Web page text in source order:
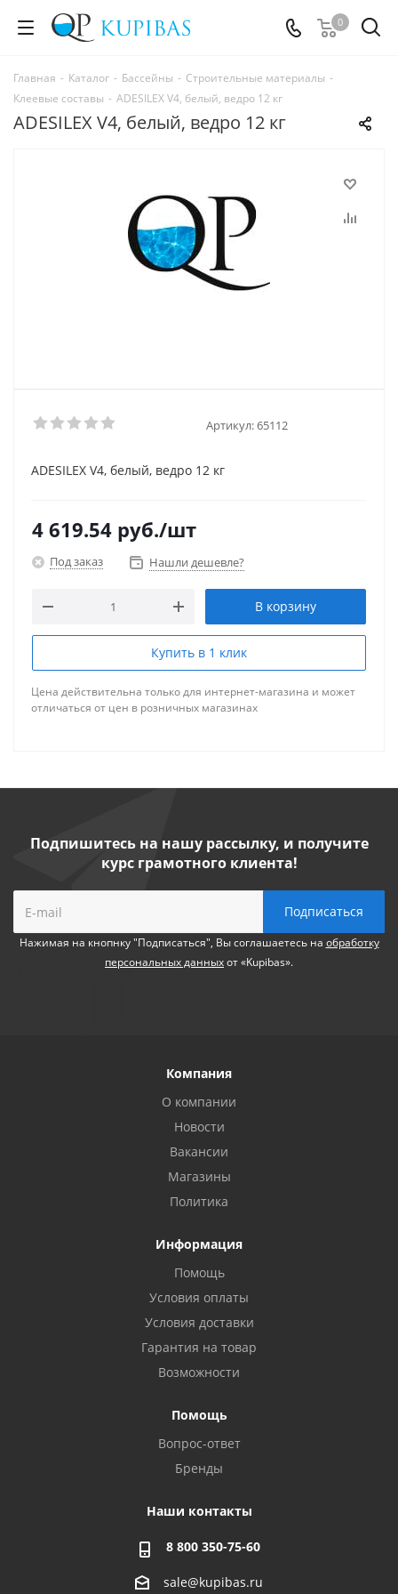
0
Главная - Каталог - Бассейны - Строительные материалы -
Клеевые составы - ADESILEX V4, белый, ведро 12 кг
ADESILEX V4, белый, ведро 12 кг
Артикул:65112
ADESILEX V4, белый, ведро 12 кг
4 619.54 руб./шт
Под заказ Нашли дешевле?
В корзину
Купить в 1 клик
Цена действительна только для интернет-магазина и может
отличаться от цен в розничных магазинах
Подпишитесь на нашу рассылку, и получите
курс грамотного клиента!
Нажимая на кнопнку "Подписаться", Вы соглашаетесь на обработку
персональных данныхот «Kupibas».
Компания
О компании
Новости
Вакансии
Магазины
Политика
Информация
Помощь
Условия оплаты
Условия доставки
Гарантия на товар
Возможности
Помощь
Вопрос-ответ
Бренды
Наши контакты
8 800 350-75-60
sale@kupibas.ru